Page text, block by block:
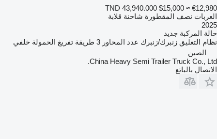
TND 43,940.000 $15,000 ≈ €12,980
العربات نصف المقطورة شاحنة قلابة
2025
حالة المركبة جديد
نظام التعليق زنبرك/زنبرك عدد المحاور 3 طريقة تفريغ الحمولة خلفي
الصين
China Heavy Semi Trailer Truck Co., Ltd.
الاتصال بالبائع